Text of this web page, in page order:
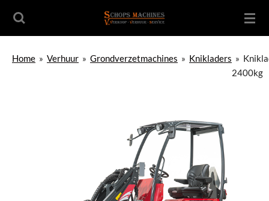
Ga
direct
deHome » Verhuur » Grondverzetmachines » Knikladers »
2400kg